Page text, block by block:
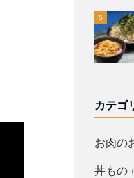
カテゴ
お肉の
丼もの